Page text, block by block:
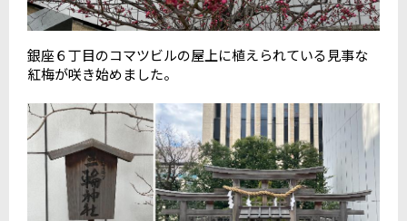
銀座６丁目のコマツビルの屋上に植えられている見事な
紅梅が咲き始めました。